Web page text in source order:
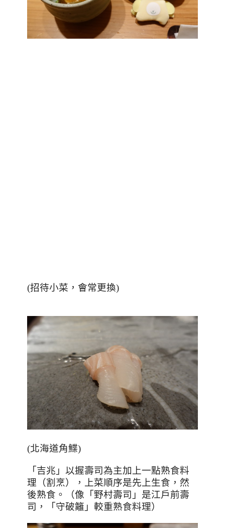
(招待小菜，會常更換)
(北海道角鰈)
「吉兆」以握壽司為主加上一點熟食料
理（割烹），上菜順序是先上生食，然
後熟食。（像「野村壽司」是江戶前壽
司，「守破籬」較重熟食料理）